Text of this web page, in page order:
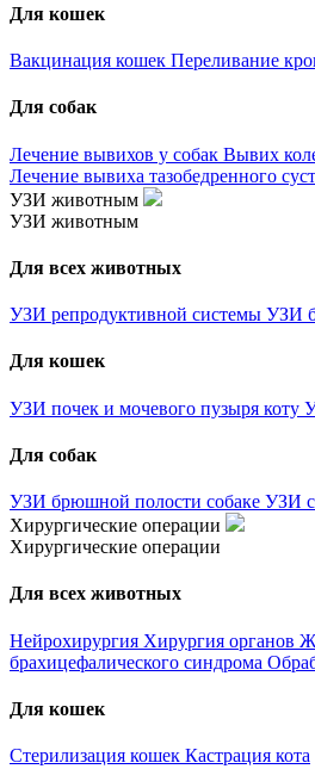
Для кошек
Вакцинация кошек Переливание
Для собак
Лечение вывихов у собак Вывих
Лечение вывиха тазобедренного
УЗИ животным
УЗИ животным
Для всех животных
УЗИ репродуктивной системы УЗИ
Для кошек
УЗИ почек и мочевого пузыря коту
Для собак
УЗИ брюшной полости собаке УЗИ
Хирургические операции
Хирургические операции
Для всех животных
Нейрохирургия Хирургия органов
брахицефалического синдрома
Для кошек
Стерилизация кошек Кастрация кота